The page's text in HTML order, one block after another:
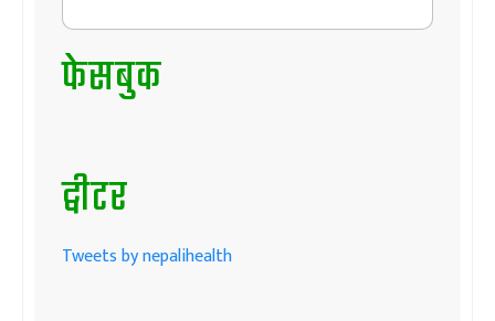
फेसबुक
ट्वीटर
Tweets by nepalihealth